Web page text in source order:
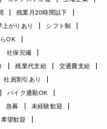
残業月20時間以下
上がりあり
シフト制
OK
社保完備
残業代支給
交通費支給
社員割引あり
バイク通勤OK
急募
未経験歓迎
望歓迎